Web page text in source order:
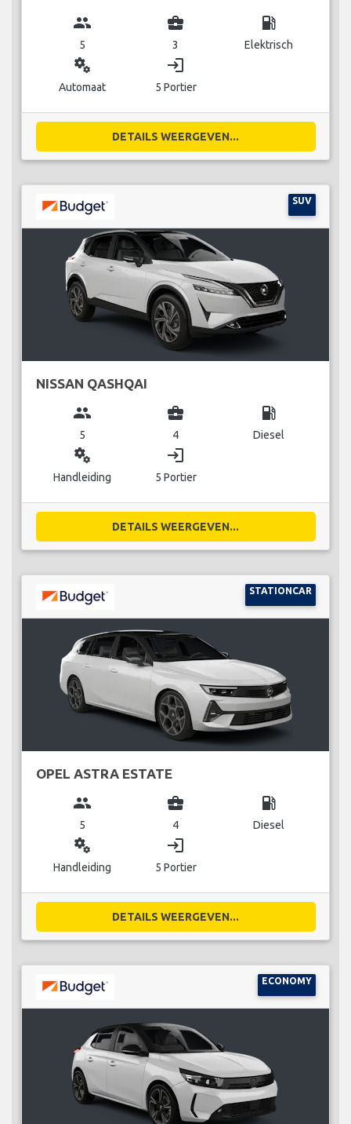
group
5
business_center
3
local_gas_station
Elektrisch
miscellaneous_services
Automaat
login
5 Portier
DETAILS WEERGEVEN...
SUV
NISSAN QASHQAI
group
5
business_center
4
local_gas_station
Diesel
miscellaneous_services
Handleiding
login
5 Portier
DETAILS WEERGEVEN...
STATIONCAR
OPEL ASTRA ESTATE
group
5
business_center
4
local_gas_station
Diesel
miscellaneous_services
Handleiding
login
5 Portier
DETAILS WEERGEVEN...
ECONOMY